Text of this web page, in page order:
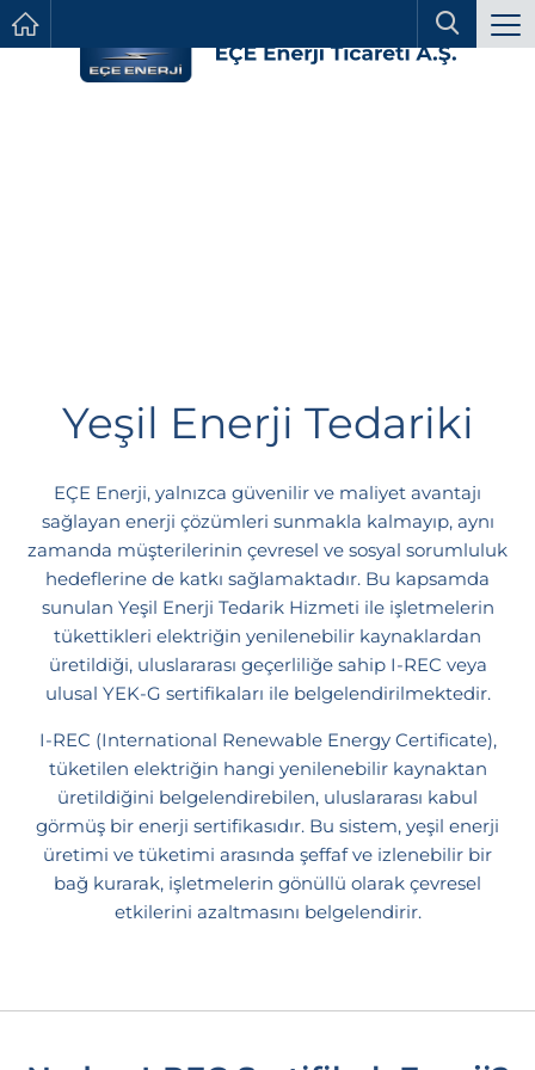
Yeşil Enerji Tedariki
EÇE Enerji, yalnızca güvenilir ve maliyet avantajı
sağlayan enerji çözümleri sunmakla kalmayıp, aynı
zamanda müşterilerinin çevresel ve sosyal sorumluluk
hedeflerine de katkı sağlamaktadır. Bu kapsamda
sunulan Yeşil Enerji Tedarik Hizmeti ile işletmelerin
tükettikleri elektriğin yenilenebilir kaynaklardan
üretildiği, uluslararası geçerliliğe sahip I-REC veya
ulusal YEK-G sertifikaları ile belgelendirilmektedir.
I-REC (International Renewable Energy Certificate),
tüketilen elektriğin hangi yenilenebilir kaynaktan
üretildiğini belgelendirebilen, uluslararası kabul
görmüş bir enerji sertifikasıdır. Bu sistem, yeşil enerji
üretimi ve tüketimi arasında şeffaf ve izlenebilir bir
bağ kurarak, işletmelerin gönüllü olarak çevresel
etkilerini azaltmasını belgelendirir.